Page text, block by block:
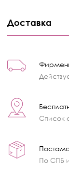
Доставка
Список
По СПБ